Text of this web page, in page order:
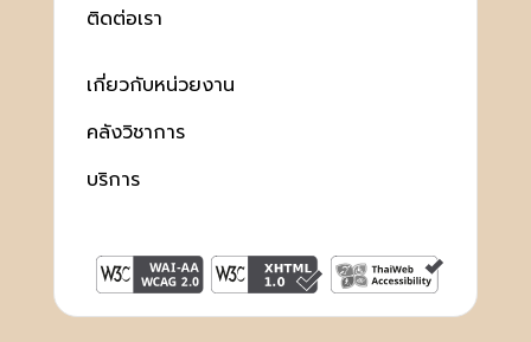
ติดต่อเรา
เกี่ยวกับหน่วยงาน
คลังวิชาการ
บริการ